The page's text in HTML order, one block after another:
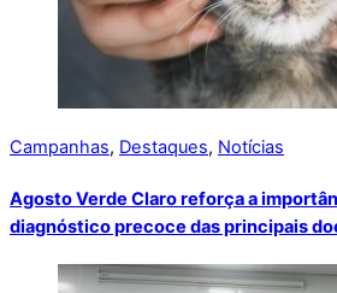
Campanhas, Destaques, Notícias
Agosto Verde Claro reforça a
diagnóstico precoce das principais